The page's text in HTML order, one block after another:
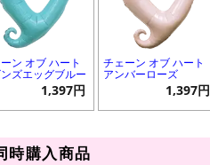
ン オブ ハート
ズエッグブルー
1,397円
チェーン オブ ハート
アンバーローズ
1,397円
時購入商品